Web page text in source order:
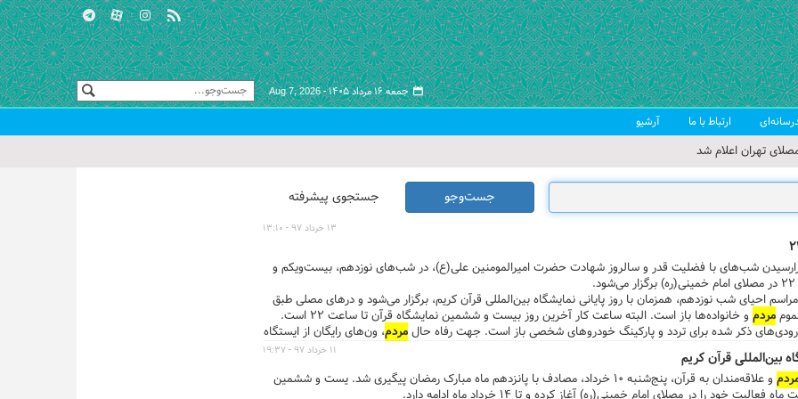
جمعه ۱۶ مرداد ۱۴۰۵ - Aug 7, 2026
ارتباط با ما آرشیو
تهران اعلام شد
جمعه تهران
از سوی رهبر معظم انقلاب
ایران
جست‌وجو جستجوی پیشرفته
شب‌های با فضلیت قدر و سالروز شهادت حضرت امیرالمومنین علی(ع)، در شب‌های نوزدهم، بیست‌ویکم و
احیای شب‌ نوزدهم، همزمان با روز پایانی نمایشگاه بین‌المللی قرآن کریم، برگزار می‌شود و درهای مصلی طبق
مردم
و خانواده‌ها باز است. البته ساعت کار آخرین روز بیست و ششمین نمایشگاه قرآن تا ساعت ۲۲ است.
مردم، ون‌های رایگان از ایستگاه
برگزاری مراسم، در نظر گرفته شده است. ...
۱۳ خرداد ۹۷ - ۱۳:۱۰
بین‌المللی قرآن کریم
و علاقه‌مندان به قرآن، پنج‌شنبه ۱۰ خرداد، مصادف با پانزدهم ماه مبارک رمضان پیگیری شد. یست و ششمین
۱۱ خرداد ۹۷ - ۱۹:۳۷